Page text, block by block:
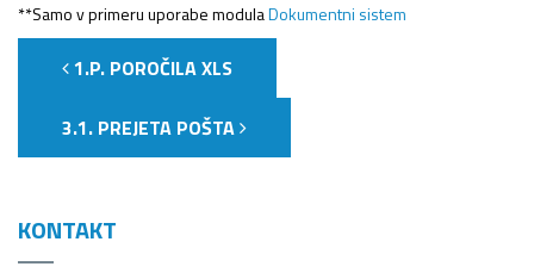
**Samo v primeru uporabe modulaDokumentni sistem
1.P. POROČILA XLS
3.1. PREJETA POŠTA
KONTAKT